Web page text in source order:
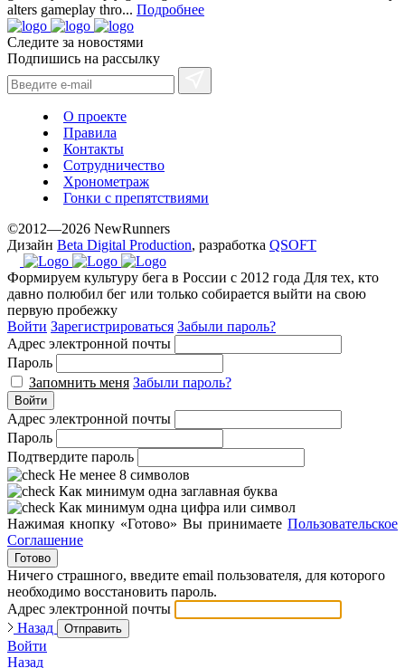
alters gameplay thro... Подробнее
Следите за новостями
Подпишись на рассылку
О проекте
Правила
Контакты
Сотрудничество
Хронометраж
Гонки с препятствиями
©2012—2026 NewRunners
Дизайн Beta Digital Production, разработка QSOFT
Формируем культуру бега в России с 2012 года Для тех, кто
давно полюбил бег или только собирается выйти на свою
первую пробежку
Войти Зарегистрироваться Забыли пароль?
Адрес электронной почты
Пароль
Запомнить меня Забыли пароль?
Войти
Адрес электронной почты
Пароль
Подтвердите пароль
Не менее 8 символов
Как минимум одна заглавная буква
Как минимум одна цифра или символ
Нажимая кнопку «Готово» Вы принимаете Пользовательское
Соглашение
Готово
Ничего страшного, введите email пользователя, для которого
необходимо восстановить пароль.
Адрес электронной почты
Назад
Отправить
Войти
Назад